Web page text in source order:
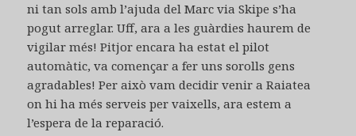
ni tan sols amb l’ajuda del Marc via Skipe s’ha
pogut arreglar. Uff, ara a les guàrdies haurem de
vigilar més! Pitjor encara ha estat el pilot
automàtic, va començar a fer uns sorolls gens
agradables! Per això vam decidir venir a Raiatea
on hi ha més serveis per vaixells, ara estem a
l’espera de la reparació.